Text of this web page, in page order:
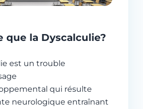
que la Dyscalculie?
est un trouble
qui résulte
neurologique entraînant